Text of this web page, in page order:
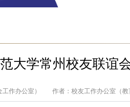
大学常州校友联谊
作办公室） 作者：校友工作办公室（教